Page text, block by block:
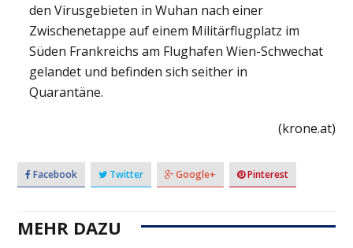
den Virusgebieten in Wuhan nach einer
Zwischenetappe auf einem Militärflugplatz im
Süden Frankreichs am Flughafen Wien-Schwechat
gelandet und befinden sich seither in
Quarantäne.
(krone.at)
Facebook Twitter Google+ Pinterest
MEHR DAZU